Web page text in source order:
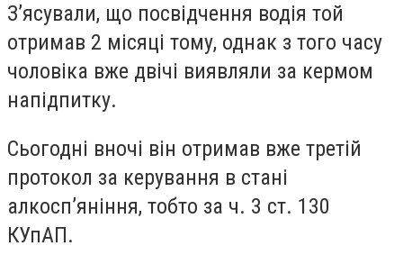
З’ясували, що посвідчення водія той
отримав 2 місяці тому, однак з того часу
чоловіка вже двічі виявляли за кермом
напідпитку.
Сьогодні вночі він отримав вже третій
протокол за керування в стані
алкосп’яніння, тобто за ч. 3 ст. 130
КУпАП.